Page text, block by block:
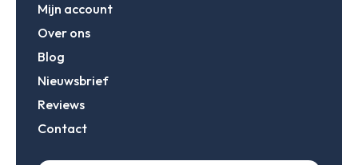
Mijn account
Over ons
Blog
Nieuwsbrief
Reviews
Contact